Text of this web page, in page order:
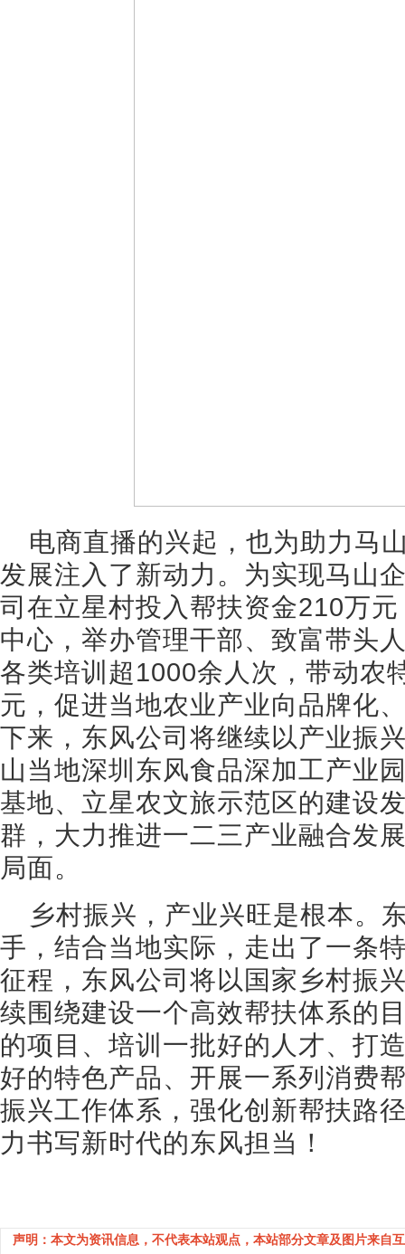
电商直播的兴起，也为助力马
发展注入了新动力。为实现马山
司在立星村投入帮扶资金210万
中心，举办管理干部、致富带头
各类培训超1000余人次，带动农
元，促进当地农业产业向品牌化
下来，东风公司将继续以产业振
山当地深圳东风食品深加工产业
基地、立星农文旅示范区的建设
群，大力推进一二三产业融合发
局面。
乡村振兴，产业兴旺是根本。
手，结合当地实际，走出了一条
征程，东风公司将以国家乡村振
续围绕建设一个高效帮扶体系的
的项目、培训一批好的人才、打
好的特色产品、开展一系列消费
振兴工作体系，强化创新帮扶路
力书写新时代的东风担当！
声明：本文为资讯信息，不代表本站观点，本站部分文章及图片来自